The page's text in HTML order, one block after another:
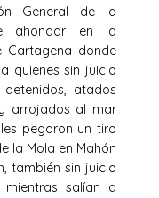
General de la
ahondar en la
Cartagena donde
quienes sin juicio
atados
arrojados al mar
pegaron un tiro
la Mola en Mahón
también sin juicio
salían a